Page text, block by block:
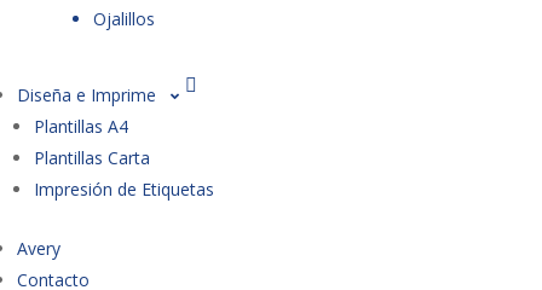
Ojalillos
Diseña e Imprime
Plantillas A4
Plantillas Carta
Impresión de Etiquetas
Avery
Contacto